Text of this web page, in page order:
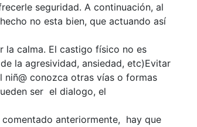
seguridad. A continuación, al
no esta bien, que actuando así
la calma. El castigo físico no es
la agresividad, ansiedad, etc)Evitar
niñ@ conozca otras vías o formas
ser el dialogo, el
anteriormente, hay que